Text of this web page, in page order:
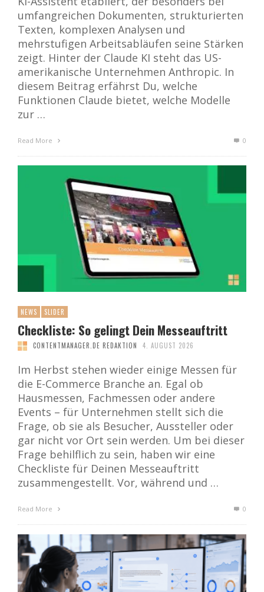
umfangreichen Dokumenten, strukturierten
Texten, komplexen Analysen und
mehrstufigen Arbeitsabläufen seine Stärken
zeigt. Hinter der Claude KI steht das US-
amerikanische Unternehmen Anthropic. In
diesem Beitrag erfährst Du, welche
Funktionen Claude bietet, welche Modelle
zur …
Read More 0
NEWS SLIDER
Checkliste: So gelingt Dein Messeauftritt
CONTENTMANAGER.DE REDAKTION 4. AUGUST 2026
Im Herbst stehen wieder einige Messen für
die E-Commerce Branche an. Egal ob
Hausmessen, Fachmessen oder andere
Events – für Unternehmen stellt sich die
Frage, ob sie als Besucher, Aussteller oder
gar nicht vor Ort sein werden. Um bei dieser
Frage behilflich zu sein, haben wir eine
Checkliste für Deinen Messeauftritt
zusammengestellt. Vor, während und …
Read More 0